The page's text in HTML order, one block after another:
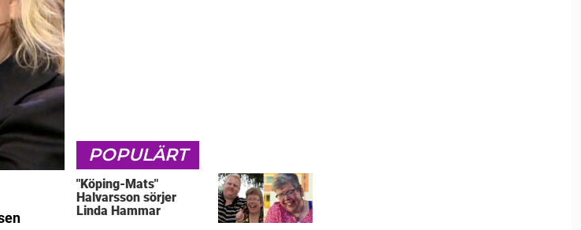
POPULÄRT
"Köping-Mats"
Halvarsson sörjer
Linda Hammar